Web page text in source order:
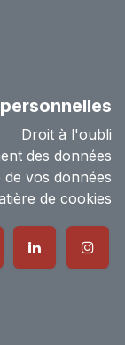
Droit à l'oubli
des données
de vos données
de cookies